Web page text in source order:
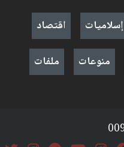
إسلاميات
اقتصاد
منوعات ملفات